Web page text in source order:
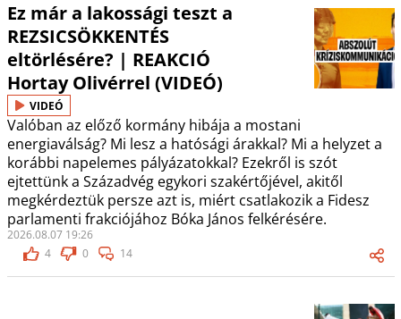
Ez már a lakossági teszt a
REZSICSÖKKENTÉS
eltörlésére? | REAKCIÓ
Hortay Olivérrel (VIDEÓ)
VIDEÓ
Valóban az előző kormány hibája a mostani
energiaválság? Mi lesz a hatósági árakkal? Mi a helyzet a
korábbi napelemes pályázatokkal? Ezekről is szót
ejtettünk a Századvég egykori szakértőjével, akitől
megkérdeztük persze azt is, miért csatlakozik a Fidesz
parlamenti frakciójához Bóka János felkérésére.
2026.08.07 19:26
4
0 14